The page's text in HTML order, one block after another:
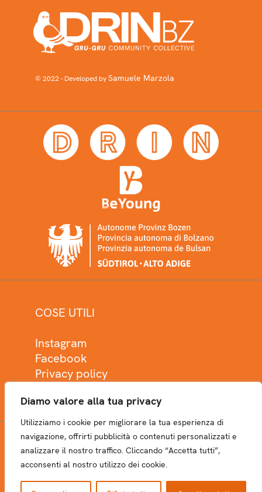
Diamo valore alla tua privacy
Utilizziamo i cookie per migliorare la tua esperienza di
navigazione, offrirti pubblicità o contenuti personalizzati e
analizzare il nostro traffico. Cliccando “Accetta tutti”,
acconsenti al nostro utilizzo dei cookie.
© 2022 - Developed bySamuele Marzola
COSE UTILI
Instagram
Facebook
Privacy policy
NEWSLETTER